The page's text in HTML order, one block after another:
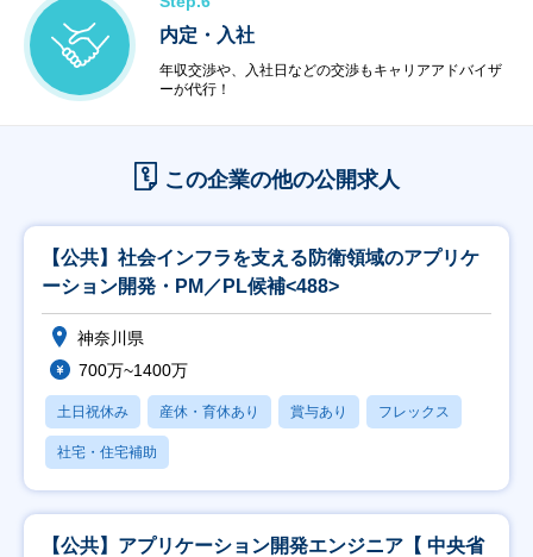
内定・入社
年収交渉や、入社日などの交渉もキャリアアドバイザ
ーが代行！
この企業の他の公開求人
【公共】社会インフラを支える防衛領域のアプリケ
ーション開発・PM／PL候補<488>
神奈川県
700万~1400万
土日祝休み 産休・育休あり 賞与あり フレックス
社宅・住宅補助
【公共】アプリケーション開発エンジニア【 中央省